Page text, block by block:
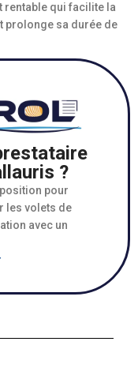
rentable qui facilite la
prolonge sa durée de
?
pour
les volets de
avec un